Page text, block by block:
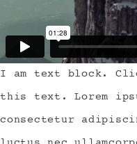
I am text block.
this text. Lorem
consectetur